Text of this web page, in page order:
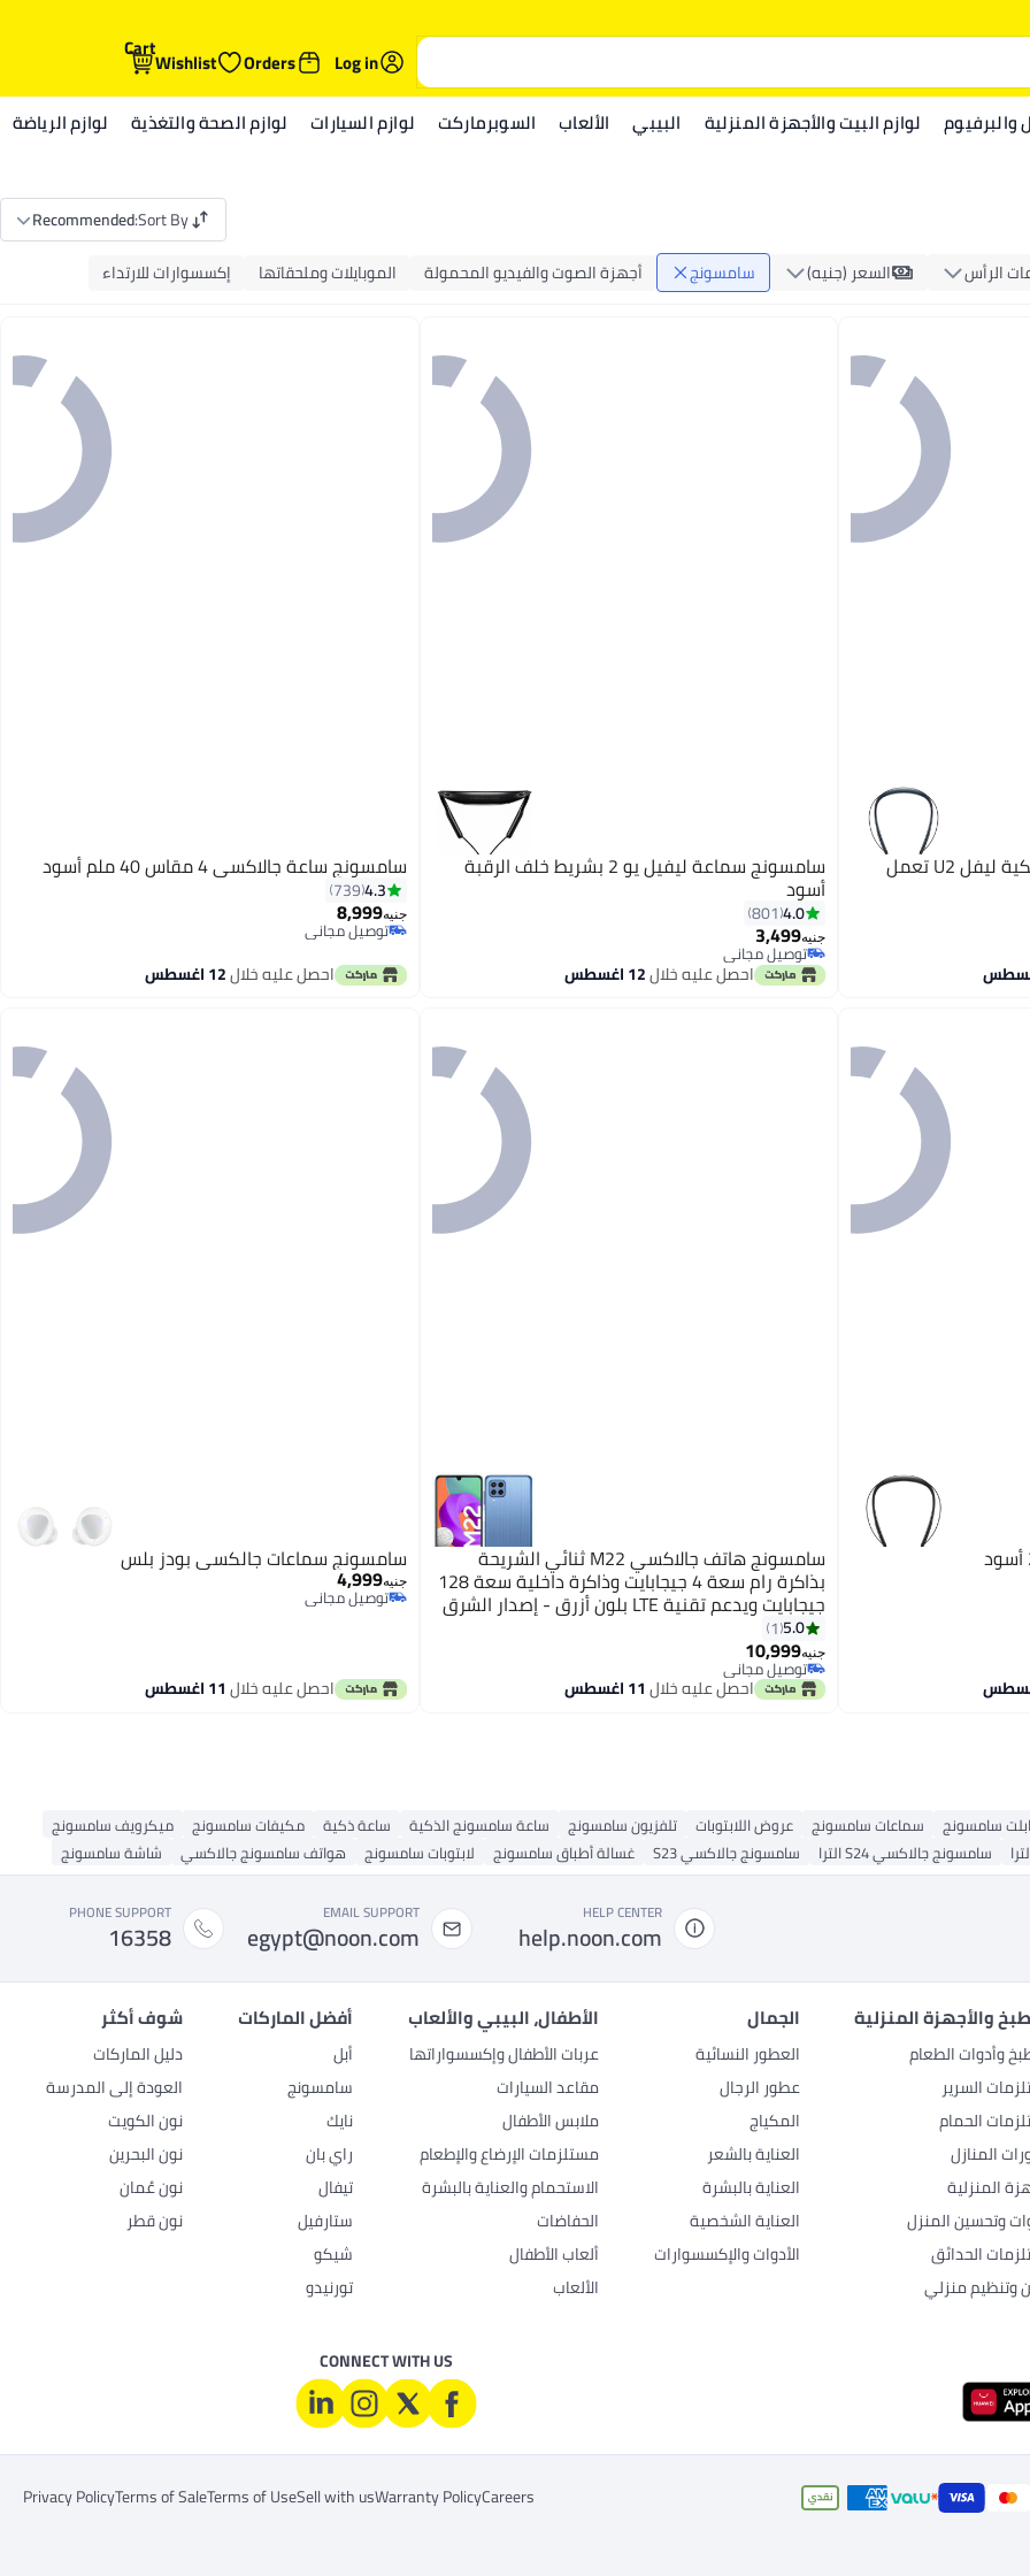
Log in
Orders
Wishlist
Cart
والبرفيوم لوازم البيت والأجهزة المنزلية البيبي الألعاب السوبرماركت لوازم السيارات لوازم الصحة والتغذية لوازم الرياضة
Sort By
:
Recommended
الرأس السعر (جنيه) سامسونج أجهزة الصوت والفيديو المحمولة الموبايلات وملحقاتها إكسسوارات للارتداء
سامسونج سماعات رأس لاسلكية ليفل U2 تعمل سامسونج سماعة ليفيل يو 2 بشريط خلف الرقبة
أسود
4.0
801
جنيه3,499
توصيل مجاني
توصيل مجانياحصل عليه خلال12 اغسطس
سامسونج ساعة جالاكسي 4 مقاس 40 ملم أسود
4.3
739
جنيه8,999
توصيل مجاني
باقي 1 وحدات في المخزون
توصيل مجانياحصل عليه خلال12 اغسطس
سامسونج هاتف جالاكسي M22 ثنائي الشريحة
بذاكرة رام سعة 4 جيجابايت وذاكرة داخلية سعة 128
جيجابايت ويدعم تقنية LTE بلون أزرق - إصدار الشرق
الأوسط
5.0
1
جنيه10,999
توصيل مجاني
توصيل مجانياحصل عليه خلال11 اغسطس
سامسونج سماعات جالكسي بودز بلس
جنيه4,999
توصيل مجاني
توصيل مجاني
احصل عليه خلال11 اغسطس
سامسونج سماعات سامسونج عروض اللابتوبات تلفزيون سامسونج ساعة سامسونج الذكية ساعة ذكية مكيفات سامسونج
ميكرويف سامسونج
سامسونج جالاكسي S24 الترا سامسونج جالاكسي S23 غسالة أطباق سامسونج لابتوبات سامسونج هواتف سامسونج جالاكسي شاشة سامسونج
HELP CENTER
help.noon.com
EMAIL SUPPORT
egypt@noon.com
PHONE SUPPORT
16358
والأجهزة المنزلية
وأدوات الطعام
السرير
الحمام
المنازل
المنزلية
وتحسين المنزل
الحدائق
وتنظيم منزلي
الجمال
العطور النسائية
عطور الرجال
المكياج
العناية بالشعر
العناية بالبشرة
العناية الشخصية
الأدوات والإكسسوارات
الأطفال، البيبي والألعاب
عربات الأطفال وإكسسواراتها
مقاعد السيارات
ملابس الأطفال
مستلزمات الإرضاع والإطعام
الاستحمام والعناية بالبشرة
الحفاضات
ألعاب الأطفال
الألعاب
أفضل الماركات
أبل
سامسونج
نايك
راي بان
تيفال
ستارفيل
شيكو
تورنيدو
شوف أكثر
دليل الماركات
العودة إلى المدرسة
نون الكويت
نون البحرين
نون عُمان
نون قطر
CONNECT WITH US
Careers
Warranty Policy
Sell with us
Terms of Use
Terms of Sale
Privacy Policy